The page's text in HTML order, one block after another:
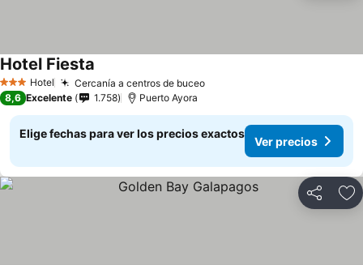
3 Estrellas
Hotel Cercanía a centros de buceoVer precios
Hotel Fiesta
8,6 Excelente 1.758 Puerto Ayora
Elige fechas para ver los precios exactos
Ver precios
Compartir